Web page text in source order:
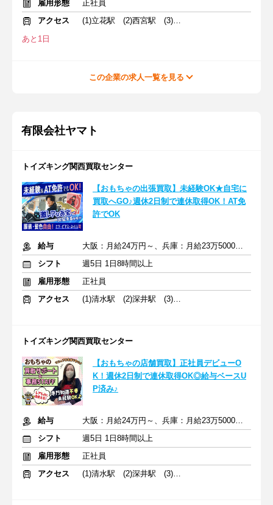
雇用形態
正社員
アクセス
(1)立花駅 (2)西宮駅 (3)園田駅
あと1日
この企業の求人一覧を見る
有限会社ヤマト
トイズキング関西買取センター
【おもちゃの出張買取】未経験OK★自宅に
買取へGO♪週休2日制で連休取得OK！AT免
許でOK
給与
大阪：月給24万円～、兵庫：月給23万5000円～ ＋交通費支給
シフト
週5日 1日8時間以上
雇用形態
正社員
アクセス
(1)清水駅 (2)深井駅 (3)立花駅
トイズキング関西買取センター
【おもちゃの店舗買取】正社員デビューO
K！週休2日制で連休取得OK◎給与ベースU
P済み♪
給与
大阪：月給24万円～、兵庫：月給23万5000円～ ＋交通費支給
シフト
週5日 1日8時間以上
雇用形態
正社員
アクセス
(1)清水駅 (2)深井駅 (3)立花駅